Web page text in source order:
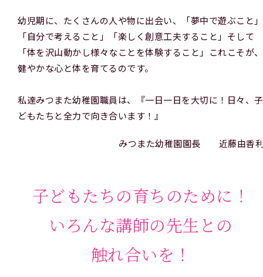
幼児期に、たくさんの人や物に出会い、「夢中で遊ぶこと」
「自分で考えること」「楽しく創意工夫すること」そして
「体を沢山動かし様々なことを体験すること」これこそが、
健やかな心と体を育てるのです。
私達みつまた幼稚園職員は、『一日一日を大切に！日々、子
どもたちと全力で向き合います！』
みつまた幼稚園園長 近藤由香
子どもたちの育ちのために！
いろんな講師の先生との
触れ合いを！